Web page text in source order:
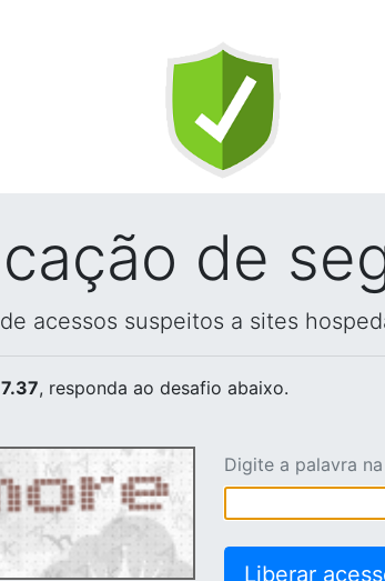
de
acessos suspeitos a sites
, responda ao desafio abaixo.
Digite a palavra